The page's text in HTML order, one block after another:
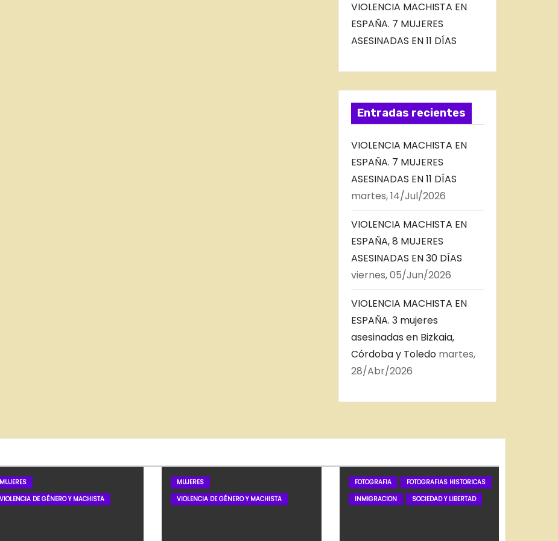
VIOLENCIA MACHISTA EN
ESPAÑA. 7 MUJERES
ASESINADAS EN 11 DÍAS
Entradas recientes
VIOLENCIA MACHISTA EN
ESPAÑA. 7 MUJERES
ASESINADAS EN 11 DÍAS
martes, 14/Jul/2026
VIOLENCIA MACHISTA EN
ESPAÑA, 8 MUJERES
ASESINADAS EN 30 DÍAS
viernes, 05/Jun/2026
VIOLENCIA MACHISTA EN
ESPAÑA. 3 mujeres
asesinadas en Bizkaia,
Córdoba y Toledo martes,
28/Abr/2026
MUJERES
VIOLENCIA DE GÉNERO Y MACHISTA
MUJERES
VIOLENCIA DE GÉNERO Y MACHISTA
FOTOGRAFIA
FOTOGRAFIAS HISTORICAS
INMIGRACION
SOCIEDAD Y LIBERTAD